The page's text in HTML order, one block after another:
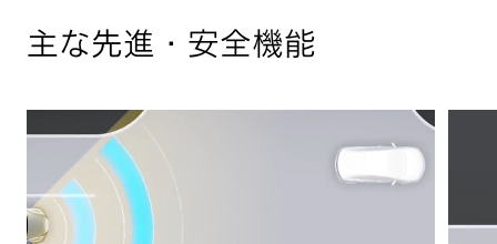
リヤクロストラフィックアラート
主な先進・安全機能